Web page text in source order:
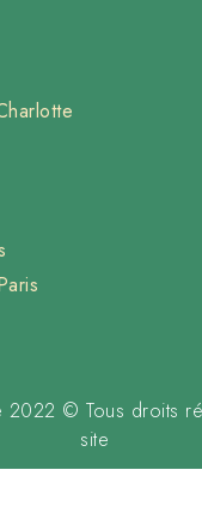
2022 © Tous droits
site